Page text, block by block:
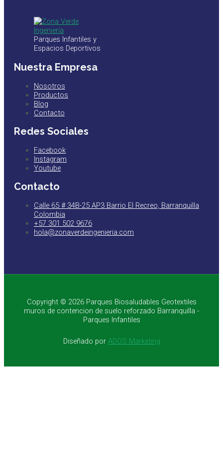
Parques Infantiles y
Espacios Deportivos
Nuestra Empresa
Nosotros
Productos
Blog
Contacto
Redes Sociales
Facebook
Instagram
Youtube
Contacto
Calle 65 # 34B-25 AP3 Barrio El Recreo, Barranquilla
Colombia
+57 301 502 9676
hola@zonaverdeingenieria.com
Copyright © 2026 Parques Biosaludables Geotextiles
muros de contencion de suelo reforzado Barranquilla -
Parques Infantiles
Diseñado por ADOS Marketing